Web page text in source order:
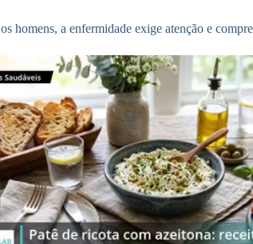
homens, a enfermidade exige atenção e